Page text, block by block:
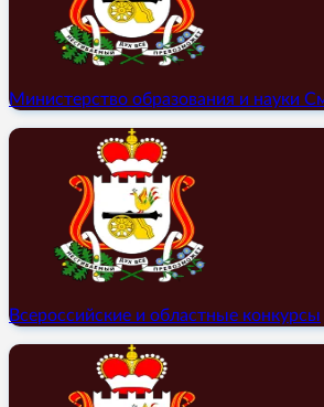
Министерство образования и науки
Всероссийские и областные конкурсы